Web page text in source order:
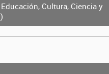
Cultura, Ciencia y